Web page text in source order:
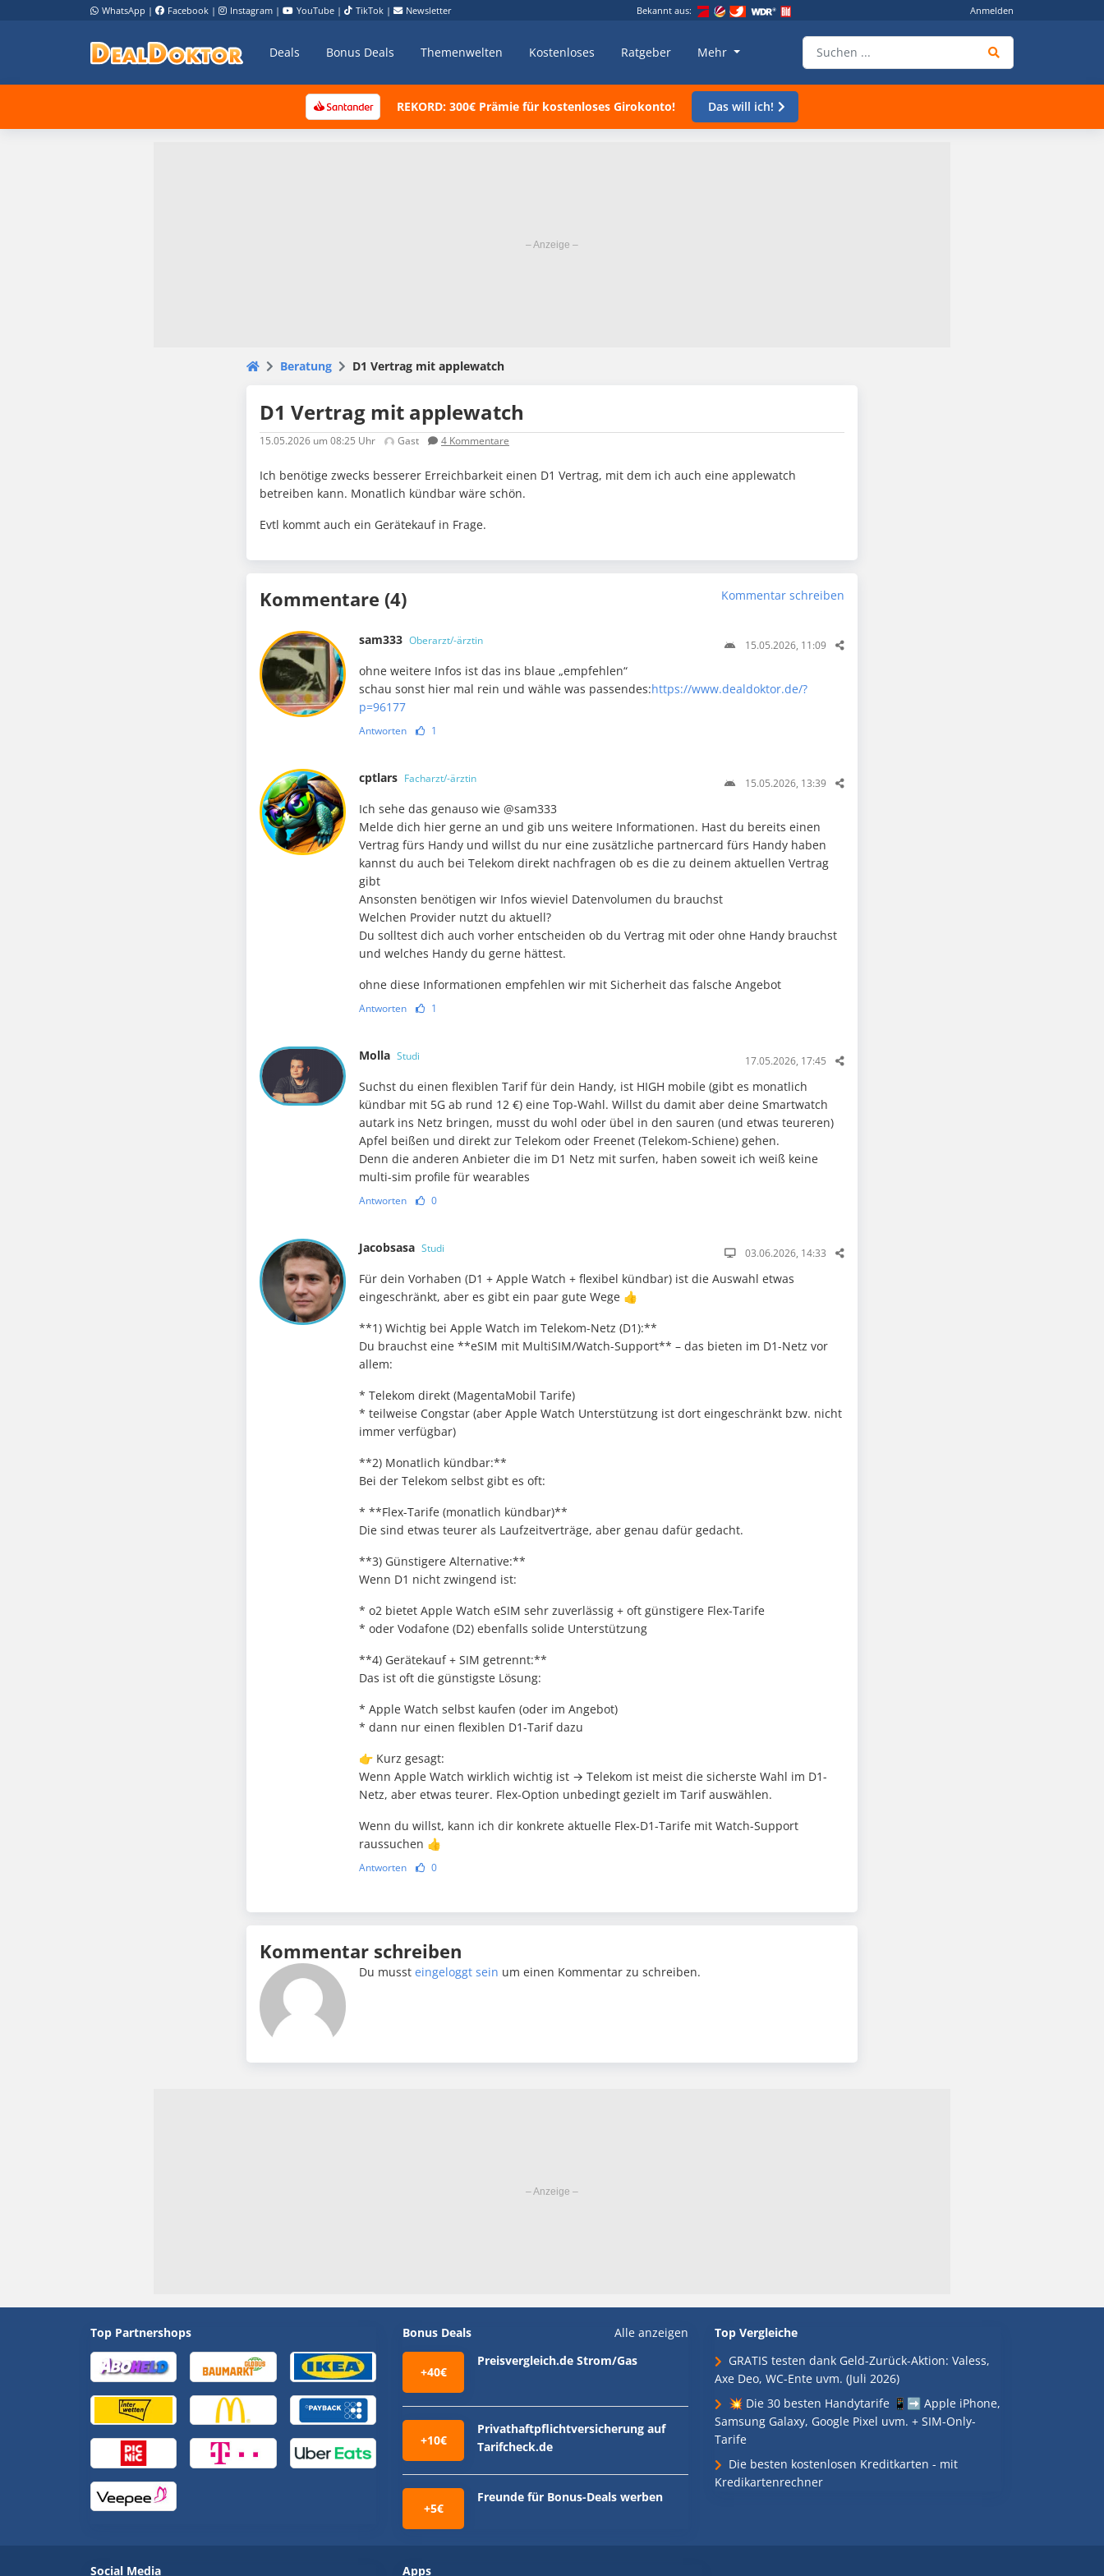
WhatsApp | Facebook | Instagram | YouTube | TikTok | Newsletter Bekannt aus: Anmelden
Deals Bonus Deals Themenwelten Kostenloses Ratgeber Mehr
REKORD: 300€ Prämie für kostenloses Girokonto! Das will ich!
Beratung D1 Vertrag mit applewatch
D1 Vertrag mit applewatch
15.05.2026 um 08:25 Uhr Gast 4 Kommentare
Ich benötige zwecks besserer Erreichbarkeit einen D1 Vertrag, mit dem ich auch eine applewatch
betreiben kann. Monatlich kündbar wäre schön.
Evtl kommt auch ein Gerätekauf in Frage.
Kommentare (4) Kommentar schreiben
sam333 Oberarzt/-ärztin 15.05.2026, 11:09
ohne weitere Infos ist das ins blaue „empfehlen“
schau sonst hier mal rein und wähle was passendes:https://www.dealdoktor.de/?
p=96177
Antworten 1
cptlars Facharzt/-ärztin 15.05.2026, 13:39
Ich sehe das genauso wie @sam333
Melde dich hier gerne an und gib uns weitere Informationen. Hast du bereits einen
Vertrag fürs Handy und willst du nur eine zusätzliche partnercard fürs Handy haben
kannst du auch bei Telekom direkt nachfragen ob es die zu deinem aktuellen Vertrag
gibt
Ansonsten benötigen wir Infos wieviel Datenvolumen du brauchst
Welchen Provider nutzt du aktuell?
Du solltest dich auch vorher entscheiden ob du Vertrag mit oder ohne Handy brauchst
und welches Handy du gerne hättest.
ohne diese Informationen empfehlen wir mit Sicherheit das falsche Angebot
Antworten 1
Molla Studi 17.05.2026, 17:45
Suchst du einen flexiblen Tarif für dein Handy, ist HIGH mobile (gibt es monatlich
kündbar mit 5G ab rund 12 €) eine Top-Wahl. Willst du damit aber deine Smartwatch
autark ins Netz bringen, musst du wohl oder übel in den sauren (und etwas teureren)
Apfel beißen und direkt zur Telekom oder Freenet (Telekom-Schiene) gehen.
Denn die anderen Anbieter die im D1 Netz mit surfen, haben soweit ich weiß keine
multi-sim profile für wearables
Antworten 0
Jacobsasa Studi 03.06.2026, 14:33
Für dein Vorhaben (D1 + Apple Watch + flexibel kündbar) ist die Auswahl etwas
eingeschränkt, aber es gibt ein paar gute Wege 👍
**1) Wichtig bei Apple Watch im Telekom-Netz (D1):**
Du brauchst eine **eSIM mit MultiSIM/Watch-Support** – das bieten im D1-Netz vor
allem:
* Telekom direkt (MagentaMobil Tarife)
* teilweise Congstar (aber Apple Watch Unterstützung ist dort eingeschränkt bzw. nicht
immer verfügbar)
**2) Monatlich kündbar:**
Bei der Telekom selbst gibt es oft:
* **Flex-Tarife (monatlich kündbar)**
Die sind etwas teurer als Laufzeitverträge, aber genau dafür gedacht.
**3) Günstigere Alternative:**
Wenn D1 nicht zwingend ist:
* o2 bietet Apple Watch eSIM sehr zuverlässig + oft günstigere Flex-Tarife
* oder Vodafone (D2) ebenfalls solide Unterstützung
**4) Gerätekauf + SIM getrennt:**
Das ist oft die günstigste Lösung:
* Apple Watch selbst kaufen (oder im Angebot)
* dann nur einen flexiblen D1-Tarif dazu
👉 Kurz gesagt:
Wenn Apple Watch wirklich wichtig ist → Telekom ist meist die sicherste Wahl im D1-
Netz, aber etwas teurer. Flex-Option unbedingt gezielt im Tarif auswählen.
Wenn du willst, kann ich dir konkrete aktuelle Flex-D1-Tarife mit Watch-Support
raussuchen 👍
Antworten 0
Kommentar schreiben
Du mussteingeloggt sein um einen Kommentar zu schreiben.
Top Partnershops Bonus Deals Alle anzeigen
+40€
Preisvergleich.de Strom/Gas
+10€
Privathaftpflichtversicherung auf
Tarifcheck.de
+5€
Freunde für Bonus-Deals werben
Top Vergleiche
GRATIS testen dank Geld-Zurück-Aktion: Valess,
Axe Deo, WC-Ente uvm. (Juli 2026)
💥 Die 30 besten Handytarife 📱➡️ Apple iPhone,
Samsung Galaxy, Google Pixel uvm. + SIM-Only-
Tarife
Die besten kostenlosen Kreditkarten - mit
Kredikartenrechner
Social Media Apps